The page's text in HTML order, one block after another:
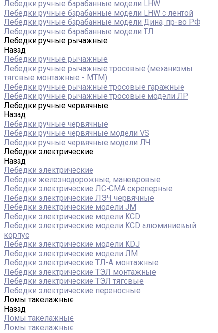
Лебедки ручные барабанные модели LHW
Лебедки ручные барабанные модели LHW c лентой
Лебедки ручные барабанные модели Дина, пр-во РФ
Лебедки ручные барабанные модели ТЛ
Лебедки ручные рычажные
Назад
Лебедки ручные рычажные
Лебедки ручные рычажные тросовые (механизмы
тяговые монтажные - МТМ)
Лебедки ручные рычажные тросовые гаражные
Лебедки ручные рычажные тросовые модели ЛР
Лебедки ручные червячные
Назад
Лебедки ручные червячные
Лебедки ручные червячные модели VS
Лебедки ручные червячные модели ЛЧ
Лебедки электрические
Назад
Лебедки электрические
Лебедки железнодорожные, маневровые
Лебедки электрические ЛС-СМА скреперные
Лебедки электрические ЛЭЧ червячные
Лебедки электрические модели JM
Лебедки электрические модели KCD
Лебедки электрические модели KCD алюминиевый
корпус
Лебедки электрические модели KDJ
Лебедки электрические модели ЛМ
Лебедки электрические ТЛ-А монтажные
Лебедки электрические ТЭЛ монтажные
Лебедки электрические ТЭЛ тяговые
Лебедки электрические переносные
Ломы такелажные
Назад
Ломы такелажные
Ломы такелажные